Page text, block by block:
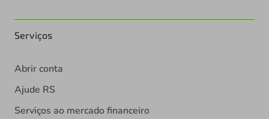
Serviços
Abrir conta
Ajude RS
Serviços ao mercado financeiro